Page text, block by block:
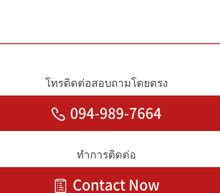
โทรติดต่อสอบถามโดยตรง
094-989-7664
ทำการติดต่อ
Contact Now